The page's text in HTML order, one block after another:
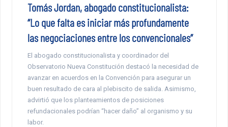
Tomás Jordan, abogado constitucionalista:
“Lo que falta es iniciar más profundamente
las negociaciones entre los convencionales”
El abogado constitucionalista y coordinador del
Observatorio Nueva Constitución destacó la necesidad de
avanzar en acuerdos en la Convención para asegurar un
buen resultado de cara al plebiscito de salida. Asimismo,
advirtió que los planteamientos de posiciones
refundacionales podrían “hacer daño” al organismo y su
labor.